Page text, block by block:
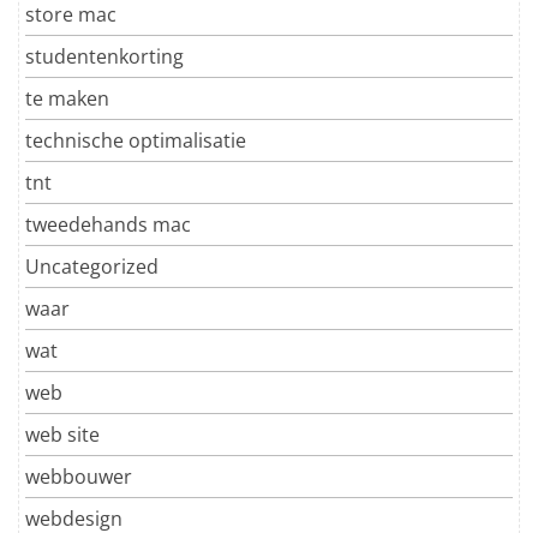
store mac
studentenkorting
te maken
technische optimalisatie
tnt
tweedehands mac
Uncategorized
waar
wat
web
web site
webbouwer
webdesign